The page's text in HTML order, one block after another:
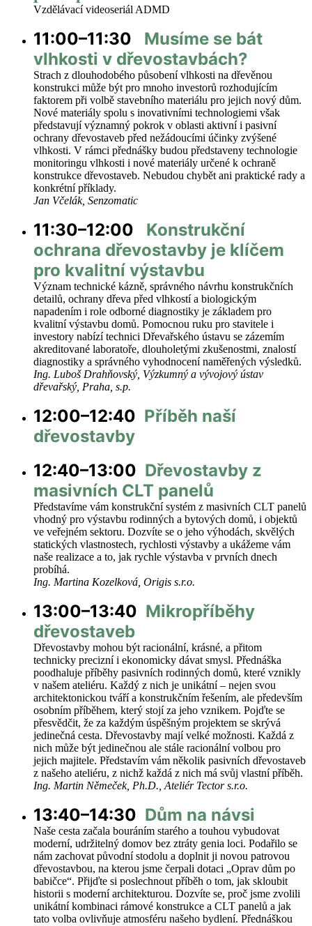
Vzdělávací videoseriál ADMD
11:00–11:30 Musíme se bát
vlhkosti v dřevostavbách?
Strach z dlouhodobého působení vlhkosti na dřevěnou
konstrukci může být pro mnoho investorů rozhodujícím
faktorem při volbě stavebního materiálu pro jejich nový dům.
Nové materiály spolu s inovativními technologiemi však
představují významný pokrok v oblasti aktivní i pasivní
ochrany dřevostaveb před nežádoucími účinky zvýšené
vlhkosti. V rámci přednášky budou představeny technologie
monitoringu vlhkosti i nové materiály určené k ochraně
konstrukce dřevostaveb. Nebudou chybět ani praktické rady a
konkrétní příklady.
Jan Včelák, Senzomatic
11:30–12:00 Konstrukční
ochrana dřevostavby je klíčem
pro kvalitní výstavbu
Význam technické kázně, správného návrhu konstrukčních
detailů, ochrany dřeva před vlhkostí a biologickým
napadením i role odborné diagnostiky je základem pro
kvalitní výstavbu domů. Pomocnou ruku pro stavitele i
investory nabízí technici Dřevařského ústavu se zázemím
akreditované laboratoře, dlouholetými zkušenostmi, znalostí
diagnostiky a správného vyhodnocení naměřených výsledků.
Ing. Luboš Drahňovský, Výzkumný a vývojový ústav
dřevařský, Praha, s.p.
12:00–12:40 Příběh naší
dřevostavby
12:40–13:00 Dřevostavby z
masivních CLT panelů
Představíme vám konstrukční systém z masivních CLT panelů
vhodný pro výstavbu rodinných a bytových domů, i objektů
ve veřejném sektoru. Dozvíte se o jeho výhodách, skvělých
statických vlastnostech, rychlosti výstavby a ukážeme vám
naše realizace a to, jak rychle výstavba v prvních dnech
probíhá.
Ing. Martina Kozelková, Origis s.r.o.
13:00–13:40 Mikropříběhy
dřevostaveb
Dřevostavby mohou být racionální, krásné, a přitom
technicky precizní i ekonomicky dávat smysl. Přednáška
poodhaluje příběhy pasivních rodinných domů, které vznikly
v našem ateliéru. Každý z nich je unikátní – nejen svou
architektonickou tváří a konstrukčním řešením, ale především
osobním příběhem, který stojí za jeho vznikem. Pojďte se
přesvědčit, že za každým úspěšným projektem se skrývá
jedinečná cesta. Dřevostavby mají velké možnosti. Každá z
nich může být jedinečnou ale stále racionální volbou pro
jejich majitele. Představím vám několik pasivních dřevostaveb
z našeho ateliéru, z nichž každá z nich má svůj vlastní příběh.
Ing. Martin Němeček, Ph.D., Ateliér Tector s.r.o.
13:40–14:30 Dům na návsi
Naše cesta začala bouráním starého a touhou vybudovat
moderní, udržitelný domov bez ztráty genia loci. Podařilo se
nám zachovat původní stodolu a doplnit ji novou patrovou
dřevostavbou, na kterou jsme čerpali dotaci „Oprav dům po
babičce“. Přijďte si poslechnout příběh o tom, jak skloubit
historii s moderní architekturou. Dozvíte se, proč jsme zvolili
unikátní kombinaci rámové konstrukce a CLT panelů a jak
tato volba ovlivňuje atmosféru našeho bydlení. Přednáškou